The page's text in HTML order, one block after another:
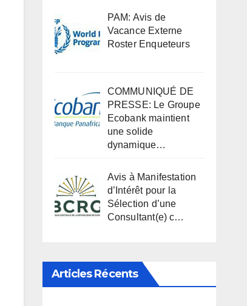
PAM: Avis de
Vacance Externe
Roster Enqueteurs
COMMUNIQUÉ DE
PRESSE: Le Groupe
Ecobank maintient
une solide
dynamique…
Avis à Manifestation
d’Intérêt pour la
Sélection d’une
Consultant(e) c…
Articles Récents